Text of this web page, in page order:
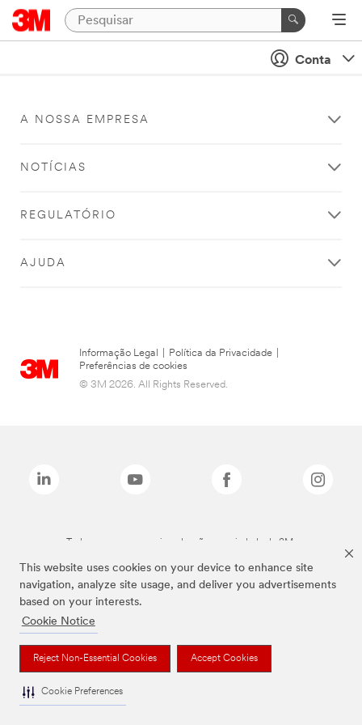
This website uses cookies on your device to enhance site
navigation, analyze site usage, and deliver you advertisements
based on your interests.
Cookie Notice
Reject Non-Essential Cookies Accept Cookies
Cookie Preferences
Conta
A NOSSA EMPRESA
NOTÍCIAS
REGULATÓRIO
AJUDA
Informação Legal Política da Privacidade
Preferências de cookies
© 3M 2026. All Rights Reserved.
Todas as marcas mencionadas são propriedade da 3M.